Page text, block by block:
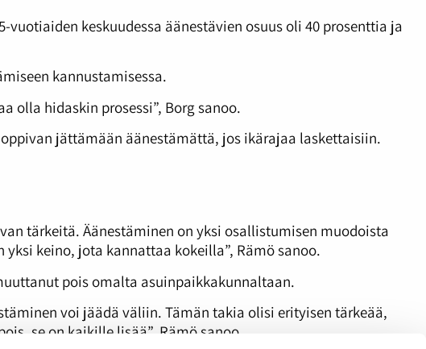
keskuudessa äänestävien osuus oli 40 prosenttia ja
kannustamisessa.
olla hidaskin prosessi”, Borg sanoo.
jättämään äänestämättä, jos ikärajaa laskettaisiin.
tärkeitä. Äänestäminen on yksi osallistumisen muodoista
keino, jota kannattaa kokeilla”, Rämö sanoo.
pois omalta asuinpaikkakunnaltaan.
voi jäädä väliin. Tämän takia olisi erityisen tärkeää,
se on kaikille lisää”, Rämö sanoo.